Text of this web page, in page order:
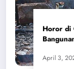
Horor di
April 3,